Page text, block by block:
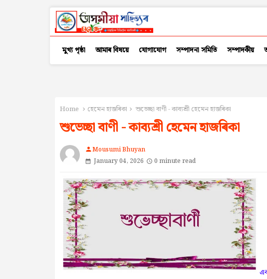
মুখ্য পৃষ্ঠা আমাৰ বিষয়ে যোগাযোগ সম্পাদনা সমিতি সম্পাদকীয়
Home হেমেন হাজৰিকা শুভেচ্ছা বাণী - কাব্যশ্ৰী হেমেন হাজৰিকা
শুভেচ্ছা বাণী - কাব্যশ্ৰী হেমেন হাজৰিকা
personMousumi Bhuyan
January 04, 2026
0 minute read